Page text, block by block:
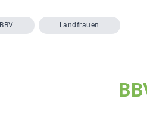
BBV Landfrauen